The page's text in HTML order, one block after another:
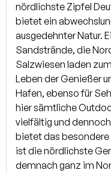
innenliegende
isolierverglast. Drei
zwei bis maximal drei
Obergeschoss. Die
an Feriengäste
Mobiliar bis auf
Garten befindet sich
kleiner Terrasse. Zur
einem Friesenwall
Derzeit wird das
Eigentümerwohnung
nördlichste Zipfel
bietet ein
ausgedehnter Natur.
Sandstrände, die
Salzwiesen laden
Leben der Genießer
Hafen, ebenso für
hier sämtliche
vielfältig und
bietet das besondere
ist die nördlichste
demnach ganz im